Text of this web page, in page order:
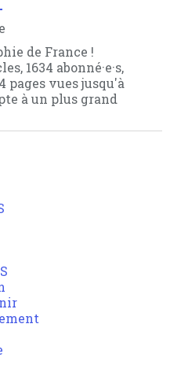
de France !
1634 abonné·e·s,
pages vues jusqu'à
à un plus grand